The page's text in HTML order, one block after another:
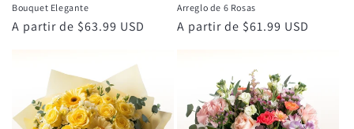
Bouquet Elegante
Precio
A partir de $63.99 USD
Arreglo de 6 Rosas
Precio
A partir de $61.99 USD